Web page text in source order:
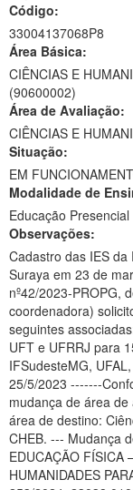
Ministério da Saúde
Ministério de Minas e
Ministério da Ciência,
Ministério do Meio
Ministério do Turismo
Ministério do
Ministério da Mulher, da
Secretaria de Governo
Banco Central do Brasil
Código:
33004137068P8
Área Básica:
CIÊNCIAS E
(90600002)
Área de Avaliação:
CIÊNCIAS E
Situação:
EM
Modalidade de
Educação Presencial
Observações:
Cadastro das IES
Suraya em 23 de
nº42/2023-PROPG,
coordenadora)
seguintes
UFT e UFRRJ para
IFSudesteMG,
25/5/2023 -------Conforme a Portaria 253/2024, o PPG solicitou
mudança de área
área de destino:
CHEB. --- Mudança
EDUCAÇÃO FÍSICA
HUMANIDADES